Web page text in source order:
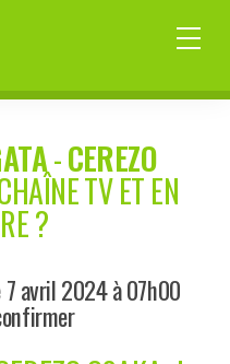
-CEREZO
TV ET EN
?
avril 2024 à 07h00